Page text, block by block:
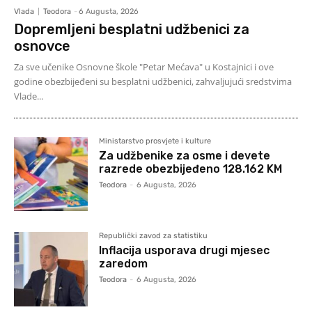
Vlada Teodora - 6 Augusta, 2026
Dopremljeni besplatni udžbenici za
osnovce
Za sve učenike Osnovne škole "Petar Mećava" u Kostajnici i ove
godine obezbijeđeni su besplatni udžbenici, zahvaljujući sredstvima
Vlade...
Ministarstvo prosvjete i kulture
Za udžbenike za osme i devete
razrede obezbijeđeno 128.162 KM
Teodora - 6 Augusta, 2026
Republički zavod za statistiku
Inflacija usporava drugi mjesec
zaredom
Teodora - 6 Augusta, 2026